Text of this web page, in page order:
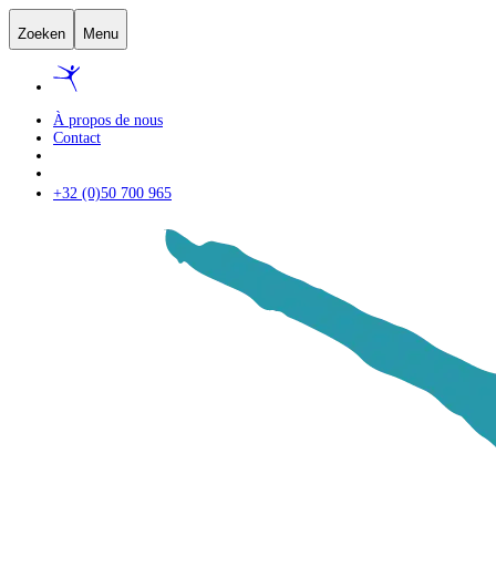
Zoeken Menu
À propos de nous
Contact
+32 (0)50 700 965